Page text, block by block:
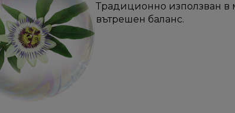
Традиционно използван в
вътрешен баланс.